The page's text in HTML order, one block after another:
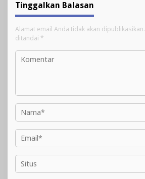
Tinggalkan Balasan
Alamat email Anda tidak akan dipublikasikan.
ditandai *